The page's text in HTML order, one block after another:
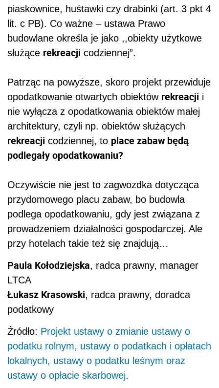
piaskownice, huśtawki czy drabinki (art. 3 pkt 4
lit. c PB). Co ważne – ustawa Prawo
budowlane określa je jako ,,obiekty użytkowe
służące rekreacji codziennej”.
Patrząc na powyższe, skoro projekt przewiduje
opodatkowanie otwartych obiektów rekreacji i
nie wyłącza z opodatkowania obiektów małej
architektury, czyli np. obiektów służących
rekreacji codziennej, to place zabaw będą
podlegały opodatkowaniu?
Oczywiście nie jest to zagwozdka dotycząca
przydomowego placu zabaw, bo budowla
podlega opodatkowaniu, gdy jest związana z
prowadzeniem działalności gospodarczej. Ale
przy hotelach takie też się znajdują…
Paula Kołodziejska, radca prawny, manager
LTCA
Łukasz Krasowski, radca prawny, doradca
podatkowy
Źródło: Projekt ustawy o zmianie ustawy o
podatku rolnym, ustawy o podatkach i opłatach
lokalnych, ustawy o podatku leśnym oraz
ustawy o opłacie skarbowej.